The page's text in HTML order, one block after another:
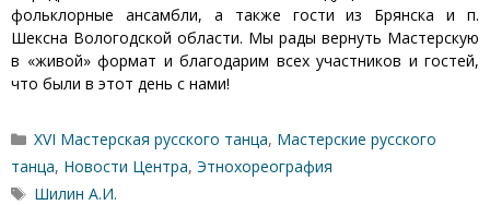
фольклорные ансамбли, а также гости из Брянска и п.
Шексна Вологодской области. Мы рады вернуть Мастерскую
в «живой» формат и благодарим всех участников и гостей,
что были в этот день с нами!
Рубрики
XVI Мастерская русского танца, Мастерские русского
танца, Новости Центра, Этнохореография
Метки
Шилин А.И.